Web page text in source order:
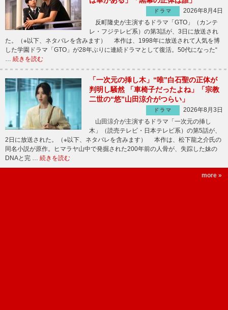
ドラマ
2026年8月4日
反町隆史が主演するドラマ「GTO」（カンテ
レ・フジテレビ系）の第3話が、3日に放送され
た。（※以下、ネタバレを含みます） 本作は、1998年に放送されて人気を博
した学園ドラマ「GTO」が28年ぶりに連続ドラマとして復活。50代になった“
続きを読む
「一次元の挿し木」“唯”白石聖の正体が
判明し騒然 「車椅子だったよね」「宗教
二世の“悠”山田涼介がつらい」
ドラマ
2026年8月3日
山田涼介が主演するドラマ「一次元の挿し
木」（読売テレビ・日本テレビ系）の第5話が、
2日に放送された。（※以下、ネタバレを含みます） 本作は、松下龍之介氏の
同名小説が原作。ヒマラヤ山中で発掘された200年前の人骨が、失踪した妹の
DNAと完 … 続きを読む
more »